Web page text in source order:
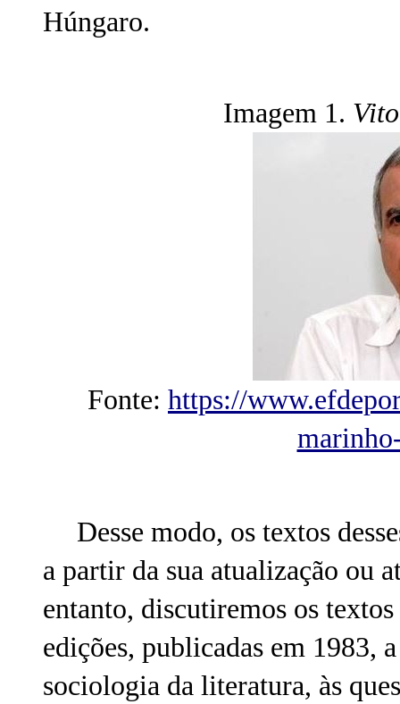
Húngaro.
Imagem 1.
Fonte: https://
Desse modo, os textos
a partir da sua atualização ou
entanto, discutiremos os
edições, publicadas em 1983,
sociologia da literatura, às